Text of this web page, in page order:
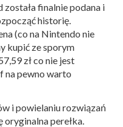
finalnie podana i
historię.
(co na Nintendo nie
kupić ze sporym
zł co nie jest
na pewno warto
i powielaniu rozwiązań
perełka.